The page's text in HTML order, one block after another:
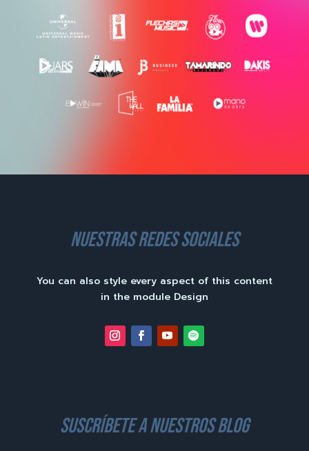
nuestras redes sociales
You can also style every aspect of this content
in the module Design
suscríbete a nuestros blog